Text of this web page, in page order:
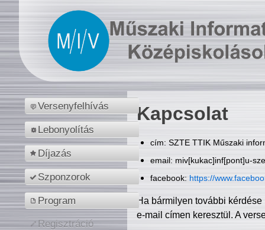
Versenyfelhívás
Lebonyolítás
Díjazás
Szponzorok
Program
Regisztráció
Kapcsolat
cím: SZTE TTIK Műszaki
email: miv[kukac]inf[pont]u-
facebook: https://
Ha bármilyen további
e-mail címen keresztül. A